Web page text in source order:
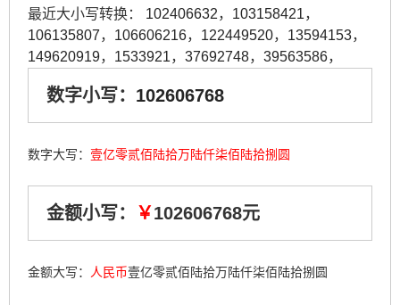
最近大小写转换： 102406632， 103158421，
106135807， 106606216， 122449520， 13594153，
149620919， 1533921， 37692748， 39563586，
数字小写： 102606768
数字大写： 壹亿零贰佰陆拾万陆仟柒佰陆拾捌圆
金额小写： ￥102606768元
金额大写： 人民币壹亿零贰佰陆拾万陆仟柒佰陆拾捌圆